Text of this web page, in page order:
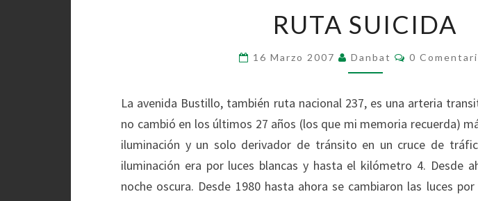
SUICIDA
RUTA SUICIDA
16 Marzo 2007 Danbat Comentarios
0
La avenida Bustillo, también ruta nacional 237, es una arteria
no cambió en los últimos 27 años (los que mi memoria recuerda)
iluminación y un solo derivador de tránsito en un cruce de
iluminación era por luces blancas y hasta el kilómetro 4. Desde
noche oscura. Desde 1980 hasta ahora se cambiaron las luces